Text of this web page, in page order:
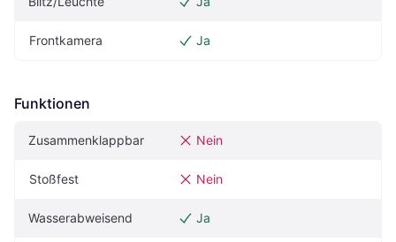
Frontkamera Ja
Funktionen
Zusammenklappbar Nein
Stoßfest Nein
Wasserabweisend Ja